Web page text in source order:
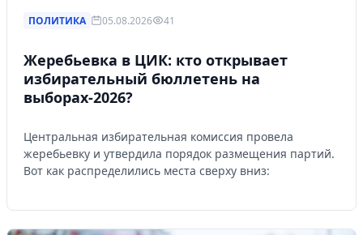
ПОЛИТИКА 05.08.2026 41
Жеребьевка в ЦИК: кто открывает
избирательный бюллетень на
выборах-2026?
Центральная избирательная комиссия провела
жеребьевку и утвердила порядок размещения партий.
Вот как распределились места сверху вниз: